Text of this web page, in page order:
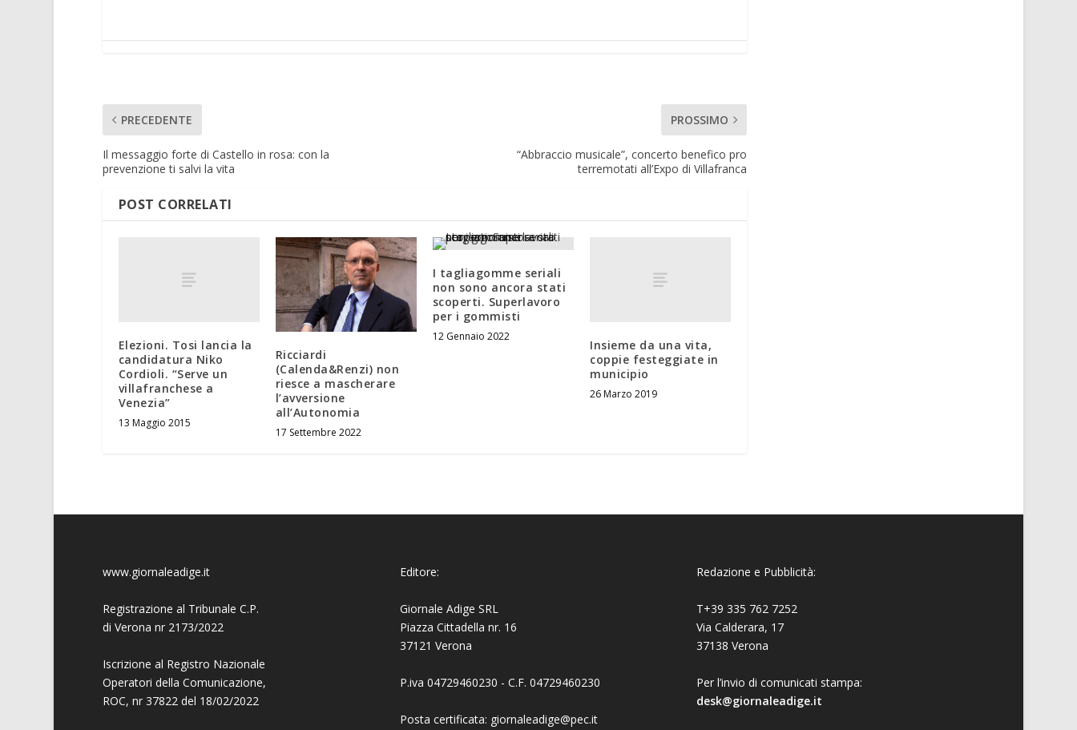
PRECEDENTE
Il messaggio forte di Castello in rosa: con la
prevenzione ti salvi la vita
PROSSIMO
“Abbraccio musicale”, concerto benefico pro
terremotati all’Expo di Villafranca
POST CORRELATI
Elezioni. Tosi lancia la
candidatura Niko
Cordioli. “Serve un
villafranchese a
Venezia”
13 Maggio 2015
Ricciardi
(Calenda&Renzi) non
riesce a mascherare
l’avversione
all’Autonomia
17 Settembre 2022
I tagliagomme seriali
non sono ancora stati
scoperti. Superlavoro
per i gommisti
12 Gennaio 2022
Insieme da una vita,
coppie festeggiate in
municipio
26 Marzo 2019
www.giornaleadige.it
Registrazione al Tribunale C.P.
di Verona nr 2173/2022
Iscrizione al Registro Nazionale
Operatori della Comunicazione,
ROC, nr 37822 del 18/02/2022
Editore:
Giornale Adige SRL
Piazza Cittadella nr. 16
37121 Verona
P.iva 04729460230 - C.F. 04729460230
Posta certificata: giornaleadige@pec.it
Redazione e Pubblicità:
T+39 335 762 7252
Via Calderara, 17
37138 Verona
Per l’invio di comunicati stampa:
desk@giornaleadige.it